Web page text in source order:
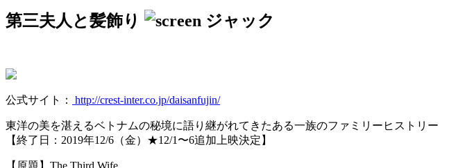
第三夫人と髪飾り
公式サイト： http://crest-inter.co.jp/daisanfujin/
東洋の美を湛えるベトナムの秘境に語り継がれてきたある一族のファミリーヒストリー
【終了日：2019年12/6（金）★12/1〜6追加上映決定】
【原題】The Third Wife